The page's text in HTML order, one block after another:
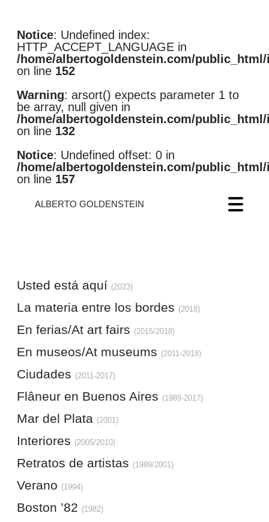
Notice: Undefined index:
HTTP_ACCEPT_LANGUAGE in
/home/albertogoldenstein.com/
on line 152
Warning: arsort() expects parameter 1 to
be array, null given in
/home/albertogoldenstein.com/
on line 132
Notice: Undefined offset: 0 in
/home/albertogoldenstein.com/
on line 157
ALBERTO GOLDENSTEIN
Usted está aquí (2023)
La materia entre los bordes (2018)
En ferias/At art fairs (2015/2018)
En museos/At museums (2011-2018)
Ciudades (2011-2017)
Flâneur en Buenos Aires (1989-2017)
Mar del Plata (2001)
Interiores (2005/2010)
Retratos de artistas (1989/2001)
Verano (1994)
Boston ’82 (1982)